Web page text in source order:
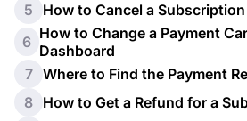
5
How to Cancel a Subscription
6 How to Change a Payment
Dashboard
7 Where to Find the Payment
8 How to Get a Refund for a